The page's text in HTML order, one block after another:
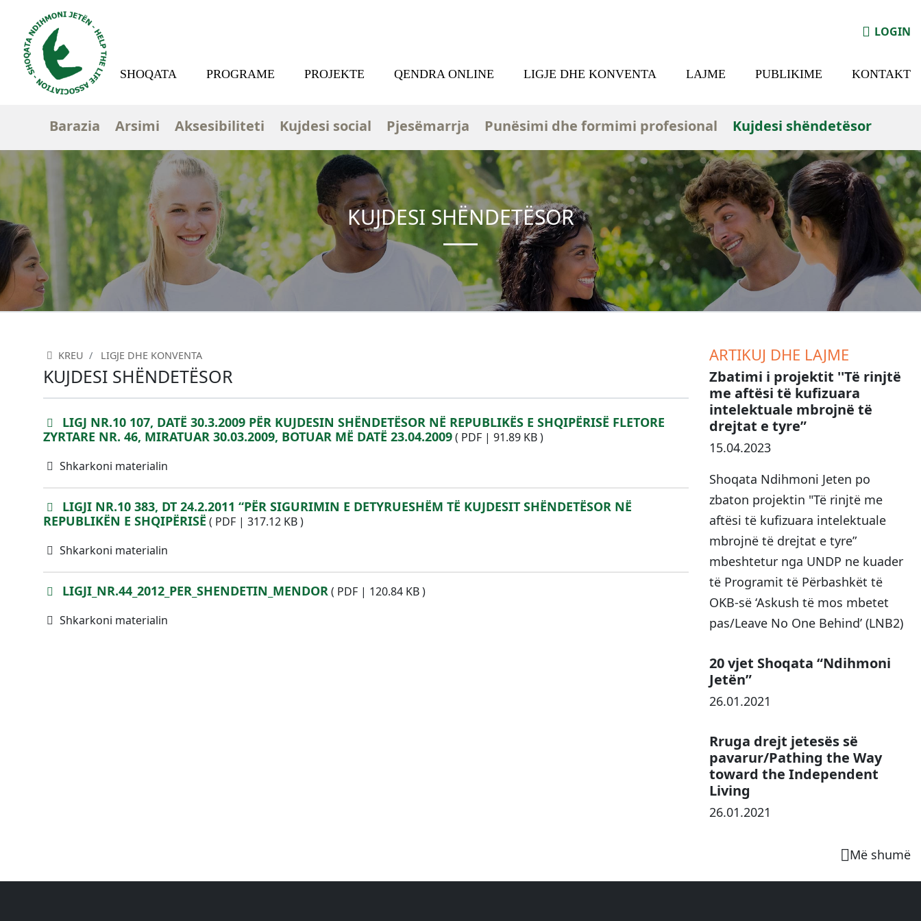
SHOQATA PROGRAME PROJEKTE QENDRA ONLINE LIGJE DHE KONVENTA LAJME PUBLIKIME KONTAKT
LOGIN
Barazia Arsimi Aksesibiliteti Kujdesi social Pjesëmarrja Punësimi dhe formimi profesional Kujdesi shëndetësor
KUJDESI SHËNDETËSOR
KREU LIGJE DHE KONVENTA
KUJDESI SHËNDETËSOR
LIGJ NR.10 107, DATË 30.3.2009 PËR KUJDESIN SHËNDETËSOR NË REPUBLIKËS E SHQIPËRISË FLETORE
ZYRTARE NR. 46, MIRATUAR 30.03.2009, BOTUAR MË DATË 23.04.2009( PDF | 91.89 KB)
Shkarkoni materialin
LIGJI NR.10 383, DT 24.2.2011 “PËR SIGURIMIN E DETYRUESHËM TË KUJDESIT SHËNDETËSOR NË
REPUBLIKËN E SHQIPËRISË ( PDF | 317.12 KB)
Shkarkoni materialin
LIGJI_NR.44_2012_PER_SHENDETIN_MENDOR( PDF | 120.84 KB)
Shkarkoni materialin
ARTIKUJ DHE LAJME
Zbatimi i projektit ''Të rinjtë
me aftësi të kufizuara
intelektuale mbrojnë të
drejtat e tyre”
15.04.2023
Shoqata Ndihmoni Jeten po
zbaton projektin "Të rinjtë me
aftësi të kufizuara intelektuale
mbrojnë të drejtat e tyre”
mbeshtetur nga UNDP ne kuader
të Programit të Përbashkët të
OKB-së ‘Askush të mos mbetet
pas/Leave No One Behind’ (LNB2)
20 vjet Shoqata “Ndihmoni
Jetën”
26.01.2021
Rruga drejt jetesës së
pavarur/Pathing the Way
toward the Independent
Living
26.01.2021
Më shumë